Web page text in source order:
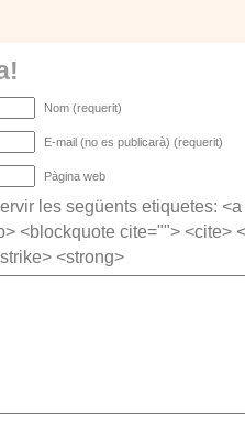
Nom (requerit)
E-mail (no es publicarà) (requerit)
Pàgina web
les següents etiquetes:
<blockquote cite=""> <cite>
<strong>